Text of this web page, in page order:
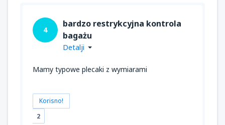
4
bardzo restrykcyjna kontrola
bagażu
Detalji
Mamy typowe plecaki z wymiarami
Korisno!
2